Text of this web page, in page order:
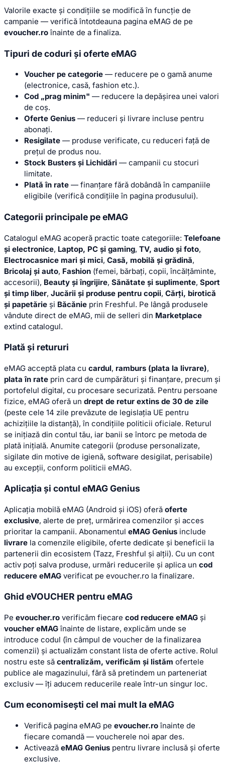
Valorile exacte și condițiile se modifică în funcție de
campanie — verifică întotdeauna pagina eMAG de pe
evoucher.roînainte de a finaliza.
Tipuri de coduri și oferte eMAG
Voucher pe categorie — reducere pe o gamă anume
(electronice, casă, fashion etc.).
Cod „prag minim" — reducere la depășirea unei valori
de coș.
Oferte Genius — reduceri și livrare incluse pentru
abonați.
Resigilate — produse verificate, cu reduceri față de
prețul de produs nou.
Stock Busters și Lichidări — campanii cu stocuri
limitate.
Plată în rate — finanțare fără dobândă în campaniile
eligibile (verifică condițiile în pagina produsului).
Categorii principale pe eMAG
Catalogul eMAG acoperă practic toate categoriile: Telefoane
și electronice, Laptop, PC și gaming, TV, audio și foto,
Electrocasnice mari și mici, Casă, mobilă și grădină,
Bricolaj și auto, Fashion (femei, bărbați, copii, încălțăminte,
accesorii), Beauty și îngrijire, Sănătate și suplimente, Sport
și timp liber, Jucării și produse pentru copii, Cărți, birotică
și papetărie și Băcănie prin Freshful. Pe lângă produsele
vândute direct de eMAG, mii de selleri din Marketplace
extind catalogul.
Plată și retururi
eMAG acceptă plata cu cardul, ramburs (plata la livrare),
plata în rate prin card de cumpărături și finanțare, precum și
portofelul digital, cu procesare securizată. Pentru persoane
fizice, eMAG oferă un drept de retur extins de 30 de zile
(peste cele 14 zile prevăzute de legislația UE pentru
achizițiile la distanță), în condițiile politicii oficiale. Returul
se inițiază din contul tău, iar banii se întorc pe metoda de
plată inițială. Anumite categorii (produse personalizate,
sigilate din motive de igienă, software desigilat, perisabile)
au excepții, conform politicii eMAG.
Aplicația și contul eMAG Genius
Aplicația mobilă eMAG (Android și iOS) oferă oferte
exclusive, alerte de preț, urmărirea comenzilor și acces
prioritar la campanii. Abonamentul eMAG Genius include
livrare la comenzile eligibile, oferte dedicate și beneficii la
partenerii din ecosistem (Tazz, Freshful și alții). Cu un cont
activ poți salva produse, urmări reducerile și aplica un cod
reducere eMAG verificat pe evoucher.ro la finalizare.
Ghid eVOUCHER pentru eMAG
Pe evoucher.ro verificăm fiecare cod reducere eMAG și
voucher eMAGînainte de listare, explicăm unde se
introduce codul (în câmpul de voucher de la finalizarea
comenzii) și actualizăm constant lista de oferte active. Rolul
nostru este să centralizăm, verificăm și listăm ofertele
publice ale magazinului, fără să pretindem un parteneriat
exclusiv — îți aducem reducerile reale într-un singur loc.
Cum economisești cel mai mult la eMAG
Verifică pagina eMAG pe evoucher.roînainte de
fiecare comandă — voucherele noi apar des.
Activează eMAG Genius pentru livrare inclusă și oferte
exclusive.